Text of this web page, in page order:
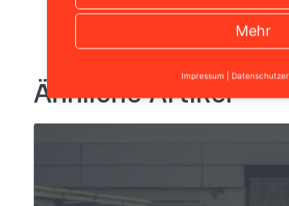
Ähnliche Artikel
Mehr
Impressum |